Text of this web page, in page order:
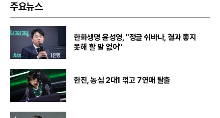
주요뉴스
한화생명 윤성영, "정글 쉬바나, 결과 좋지
못해 할 말 없어"
한진, 농심 2대1 꺾고 7연패 탈출